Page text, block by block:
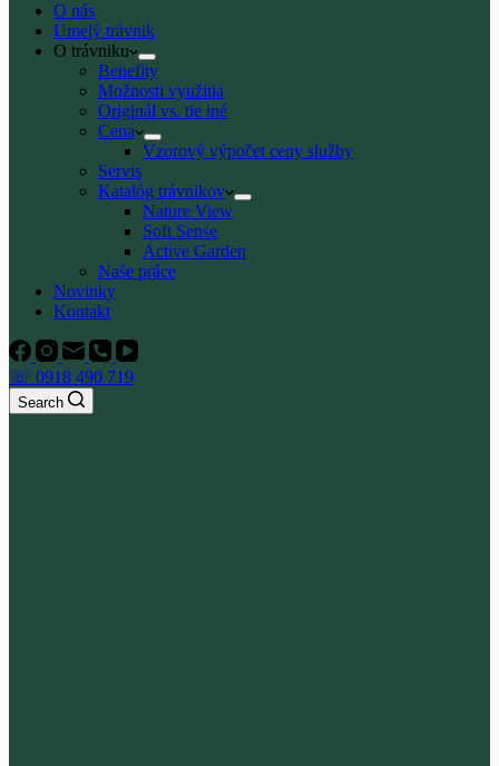
O nás
Umelý trávnik
O trávniku
Benefity
Možnosti využitia
Originál vs. tie iné
Cena
Vzorový výpočet ceny služby
Servis
Katalóg trávnikov
Nature View
Soft Sense
Active Garden
Naše práce
Novinky
Kontakt
☏ 0918 490 719
Search